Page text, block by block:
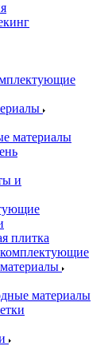
материалы
и
плитка
материалы